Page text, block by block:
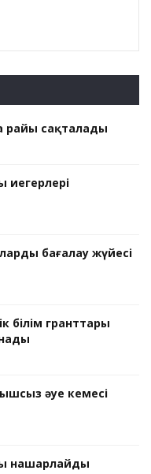
райы сақталады
иегерлері
бағалау жүйесі
білім гранттары
әуе кемесі
нашарлайды